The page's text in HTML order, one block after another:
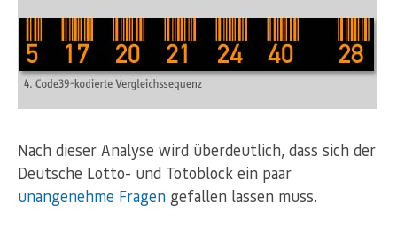
Nach dieser Analyse wird überdeutlich, dass sich der
Deutsche Lotto- und Totoblock ein paar
unangenehme Fragen gefallen lassen muss.